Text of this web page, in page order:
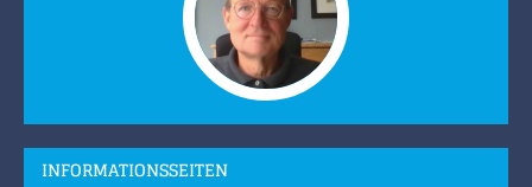
INFORMATIONSSEITEN